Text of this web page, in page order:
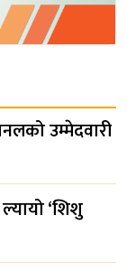
उम्मेदवारी
‘शिशु